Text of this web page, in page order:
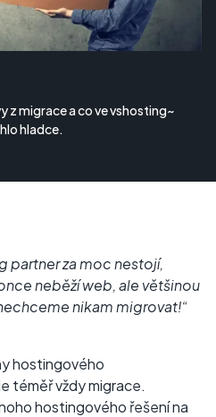
z migrace a co ve vshosting~
hladce.
partner za moc nestojí,
neběží web, ale většinou
nikam migrovat!“
hostingového
téměř vždy migrace.
hostingového řešení na